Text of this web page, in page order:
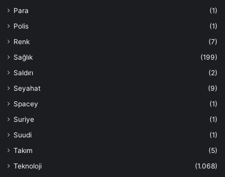
Para
(1)
Polis
(1)
Renk
(7)
Sağlık
(199)
Saldırı
(2)
Seyahat
(9)
Spacey
(1)
Suriye
(1)
Suudi
(1)
Takım
(5)
Teknoloji
(1.068)